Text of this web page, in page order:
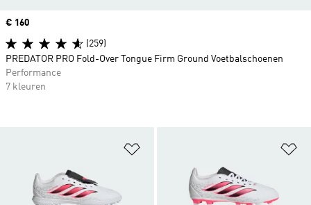
Price
€ 160
(259)
PREDATOR PRO Fold-Over Tongue Firm Ground Voetbalschoenen
Performance
7 kleuren